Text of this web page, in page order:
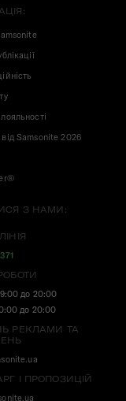
Samsonite 2026
З НАМИ:
до 20:00
до 20:00
РЕКЛАМИ ТА
І ПРОПОЗИЦІЙ